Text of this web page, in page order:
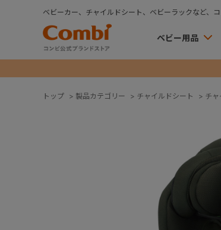
ベビーカー、チャイルドシート、ベビーラックなど、
ベビー用品
トップ > 製品カテゴリー > チャイルドシート > チ